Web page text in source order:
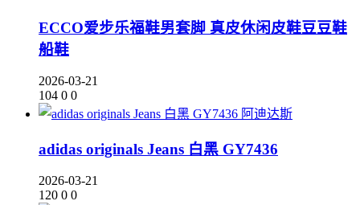
ECCO爱步乐福鞋男套脚 真皮休闲皮鞋豆豆鞋
船鞋
2026-03-21
104 0 0
阿迪达斯
adidas originals Jeans 白黑 GY7436
2026-03-21
120 0 0